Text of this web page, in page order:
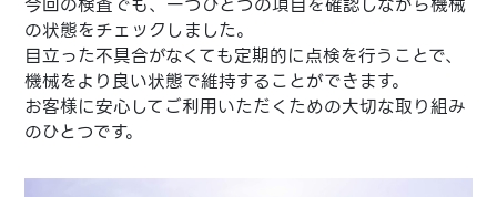
の状態をチェックしました。
目立った不具合がなくても定期的に点検を行うことで、
機械をより良い状態で維持することができます。
お客様に安心してご利用いただくための大切な取り組み
のひとつです。